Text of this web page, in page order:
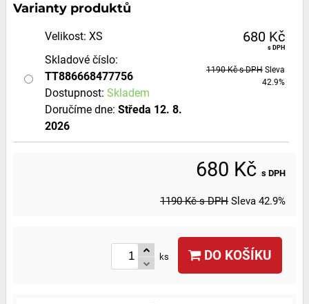
Varianty produktů
Velikost: XS
Skladové číslo:
TT886668477756
Dostupnost: Skladem
Doručíme dne: Středa 12. 8.
2026
680 Kč
s DPH
1190 Kč s DPH Sleva
42.9%
680 Kč s DPH
1190 Kč s DPH Sleva 42.9%
ks DO KOŠÍKU